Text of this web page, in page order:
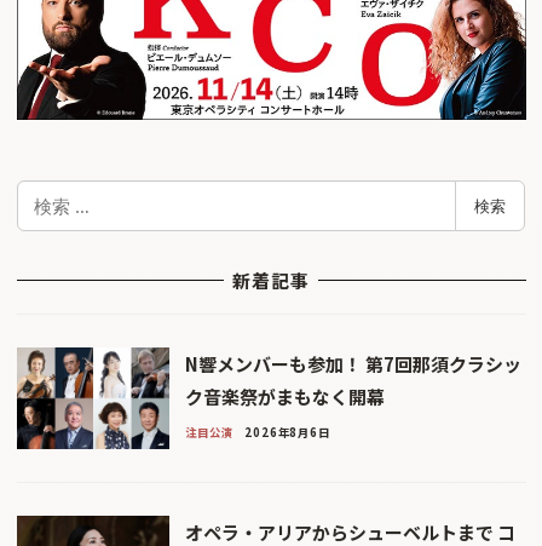
検
検索
新着記事
N響メンバーも参加！ 第7回那須クラシッ
ク音楽祭がまもなく開幕
注目公演 2026年8月6日
オペラ・アリアからシューベルトまで コ